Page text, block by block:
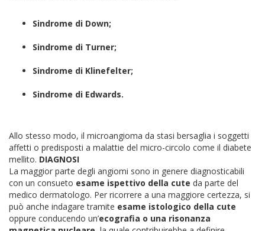
Sindrome di Down;
Sindrome di Turner;
Sindrome di Klinefelter;
Sindrome di Edwards.
Allo stesso modo, il microangioma da stasi bersaglia i soggetti
affetti o predisposti a malattie del micro-circolo come il diabete
mellito. DIAGNOSI
La maggior parte degli angiomi sono in genere diagnosticabili
con un consueto esame ispettivo della cute da parte del
medico dermatologo. Per ricorrere a una maggiore certezza, si
può anche indagare tramite esame istologico della cute
oppure conducendo un’ecografia o una risonanza